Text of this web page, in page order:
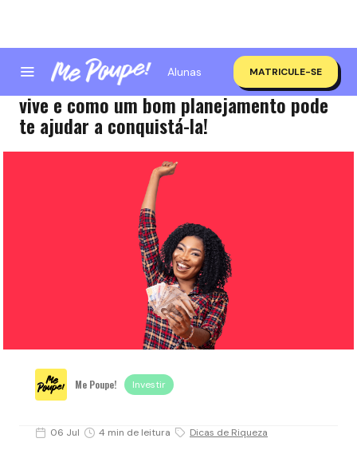
Alunas MATRICULE-SE
Independência Financeira: O que é, onde
vive e como um bom planejamento pode
te ajudar a conquistá-la!
Me Poupe! Investir
06 Jul 4 min de leitura Dicas de Riqueza